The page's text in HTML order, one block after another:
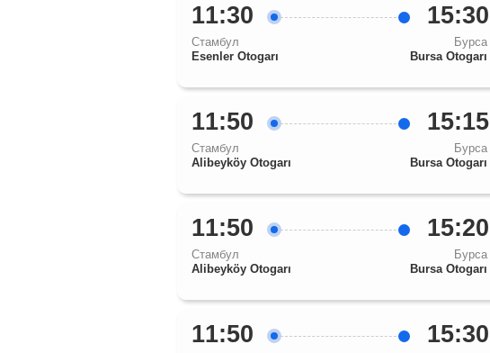
11:30
Стамбул
Esenler Otogarı
15:30
Бурса
Bursa Otogarı
11:50
Стамбул
Alibeyköy Otogarı
15:15
Бурса
Bursa Otogarı
11:50
Стамбул
Alibeyköy Otogarı
15:20
Бурса
Bursa Otogarı
11:50 15:30